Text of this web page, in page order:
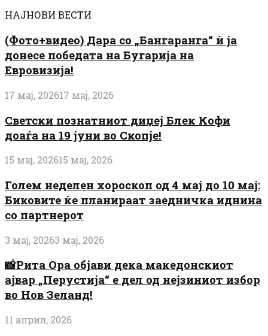
НАЈНОВИ ВЕСТИ
(Фото+видео) Дара со „Бангаранга“ ѝ ја
донесе победата на Бугарија на
Евровизија!
17 мај, 202617 мај, 2026
Светски познатниот диџеј Блек Кофи
доаѓа на 19 јуни во Скопје!
15 мај, 202615 мај, 2026
Голем неделен хороскоп од 4 мај до 10 мај:
Биковите ќе планираат заедничка иднина
со партнерот
3 мај, 20263 мај, 2026
📸Рита Ора објави дека македонскиот
ајвар „Перустија“ е дел од нејзиниот избор
во Нов Зеланд!
11 април, 2026